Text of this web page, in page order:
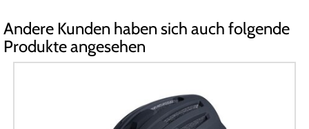
Andere Kunden haben sich auch folgende
Produkte angesehen